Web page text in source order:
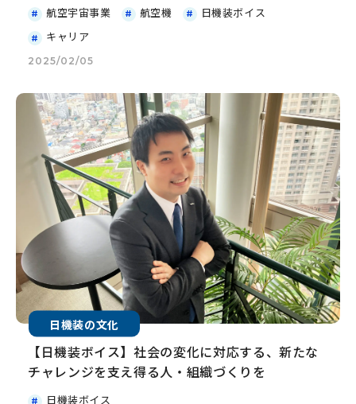
航空宇宙事業 航空機
日機装ボイス
キャリア
2025/02/05
日機装の文化
【日機装ボイス】社会の変化に対応する、新たな
チャレンジを支え得る人・組織づくりを
日機装ボイス